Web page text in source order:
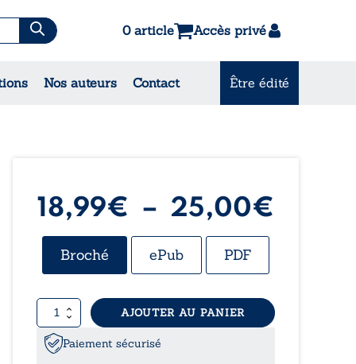
0 article Accès privé
Nos auteurs Contact Être édité
& Contes
18,99€ – 25,00€
Broché ePub PDF
quantité
de
L’étreinte
glorieuse
AJOUTER AU PANIER
Paiement sécurisé